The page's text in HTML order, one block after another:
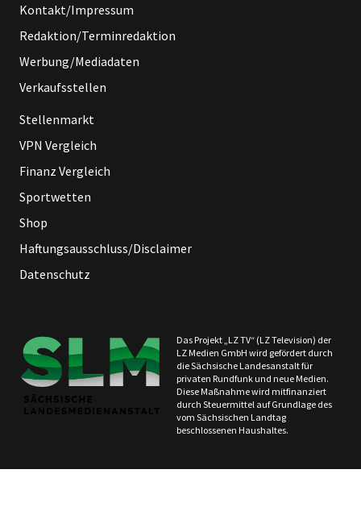
Kontakt/Impressum
Redaktion/Terminredaktion
Werbung/Mediadaten
Verkaufsstellen
Stellenmarkt
VPN Vergleich
Finanz Vergleich
Sportwetten
Shop
Haftungsausschluss/Disclaimer
Datenschutz
Das Projekt „LZ TV“ (LZ Television) der
LZ Medien GmbH wird gefördert durch
die Sächsische Landesanstalt für
privaten Rundfunk und neue Medien.
Diese Maßnahme wird mitfinanziert
durch Steuermittel auf Grundlage des
vom Sächsischen Landtag
beschlossenen Haushaltes.